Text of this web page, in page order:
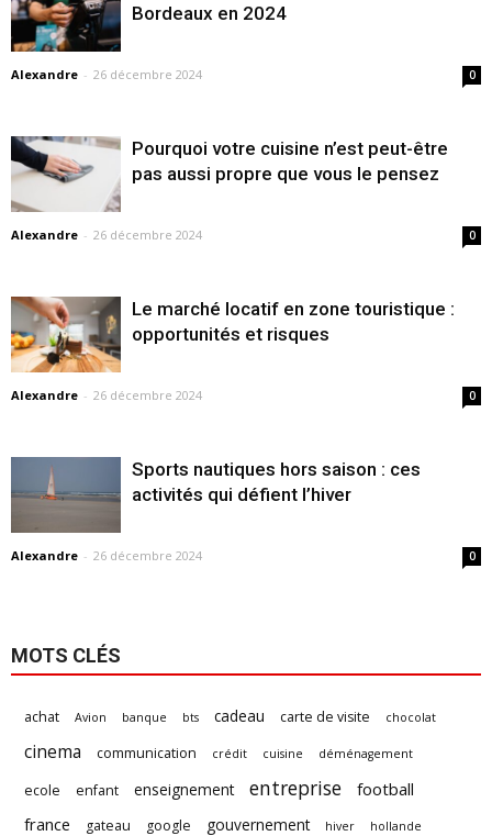
Bordeaux en 2024
Alexandre - 26 décembre 2024 0
Pourquoi votre cuisine n’est peut-être
pas aussi propre que vous le pensez
Alexandre - 26 décembre 2024 0
Le marché locatif en zone touristique :
opportunités et risques
Alexandre - 26 décembre 2024 0
Sports nautiques hors saison : ces
activités qui défient l’hiver
Alexandre - 26 décembre 2024 0
MOTS CLÉS
achat Avion banque bts cadeau carte de visite chocolat
cinema communication crédit cuisine déménagement
ecole enfant enseignement entreprise
football
france
gateau google gouvernement hiver hollande